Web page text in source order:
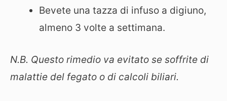
Bevete una tazza di infuso a digiuno,
almeno 3 volte a settimana.
N.B. Questo rimedio va evitato se soffrite di
malattie del fegato o di calcoli biliari.